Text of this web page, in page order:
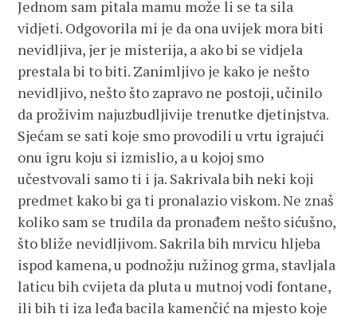
Jednom sam pitala mamu može li se ta sila
vidjeti. Odgovorila mi je da ona uvijek mora biti
nevidljiva, jer je misterija, a ako bi se vidjela
prestala bi to biti. Zanimljivo je kako je nešto
nevidljivo, nešto što zapravo ne postoji, učinilo
da proživim najuzbudljivije trenutke djetinjstva.
Sjećam se sati koje smo provodili u vrtu igrajući
onu igru koju si izmislio, a u kojoj smo
učestvovali samo ti i ja. Sakrivala bih neki koji
predmet kako bi ga ti pronalazio viskom. Ne znaš
koliko sam se trudila da pronađem nešto sićušno,
što bliže nevidljivom. Sakrila bih mrvicu hljeba
ispod kamena, u podnožju ružinog grma, stavljala
laticu bih cvijeta da pluta u mutnoj vodi fontane,
ili bih ti iza leđa bacila kamenčić na mjesto koje